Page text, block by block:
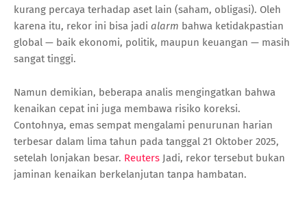
kurang percaya terhadap aset lain (saham, obligasi). Oleh
karena itu, rekor ini bisa jadi alarm bahwa ketidakpastian
global — baik ekonomi, politik, maupun keuangan — masih
sangat tinggi.
Namun demikian, beberapa analis mengingatkan bahwa
kenaikan cepat ini juga membawa risiko koreksi.
Contohnya, emas sempat mengalami penurunan harian
terbesar dalam lima tahun pada tanggal 21 Oktober 2025,
setelah lonjakan besar. Reuters Jadi, rekor tersebut bukan
jaminan kenaikan berkelanjutan tanpa hambatan.